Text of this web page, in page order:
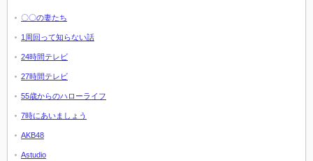
〇〇の妻たち
1周回って知らない話
24時間テレビ
27時間テレビ
55歳からのハローライフ
7時にあいましょう
AKB48
Astudio